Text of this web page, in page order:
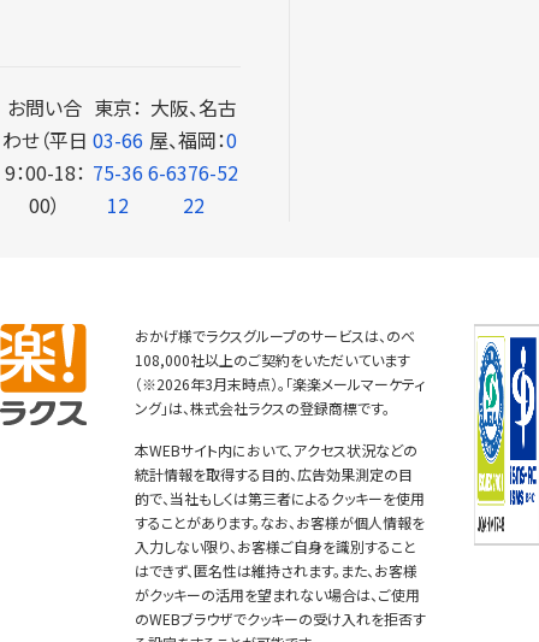
お問い合
わせ（平日
9：00-18：
00）
東京：
03-66
75-36
12
大阪、名古
屋、福岡：0
6-6376-52
22
おかげ様でラクスグループのサービスは、のべ
108,000社以上のご契約をいただいています
（※2026年3月末時点）。「楽楽メールマーケティ
ング」は、株式会社ラクスの登録商標です。
本WEBサイト内において、アクセス状況などの
統計情報を取得する目的、広告効果測定の目
的で、当社もしくは第三者によるクッキーを使用
することがあります。なお、お客様が個人情報を
入力しない限り、お客様ご自身を識別すること
はできず、匿名性は維持されます。また、お客様
がクッキーの活用を望まれない場合は、ご使用
のWEBブラウザでクッキーの受け入れを拒否す